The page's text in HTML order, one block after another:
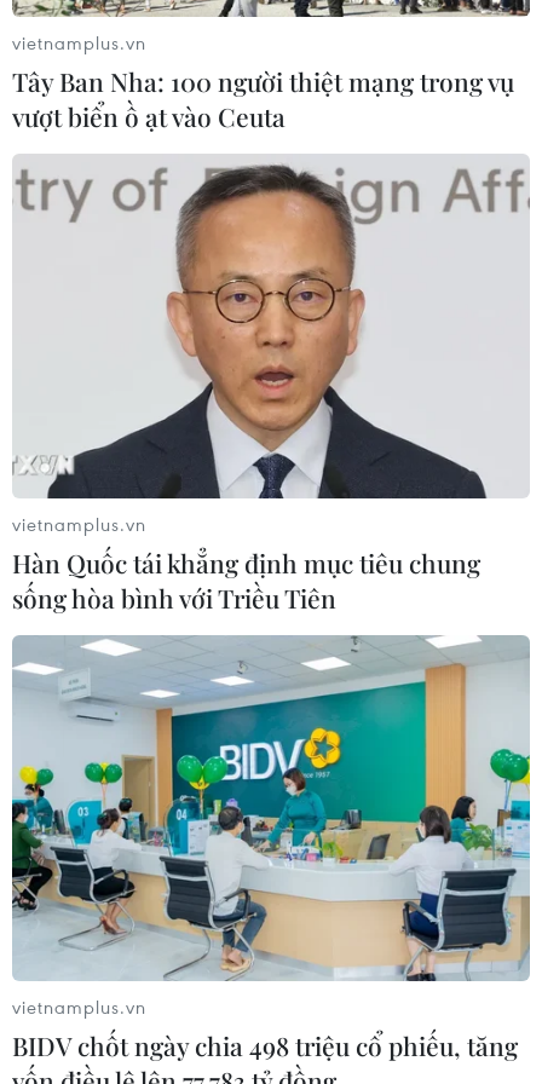
vietnamplus.vn
Tây Ban Nha: 100 người thiệt mạng trong vụ
vượt biển ồ ạt vào Ceuta
vietnamplus.vn
Hàn Quốc tái khẳng định mục tiêu chung
sống hòa bình với Triều Tiên
vietnamplus.vn
BIDV chốt ngày chia 498 triệu cổ phiếu, tăng